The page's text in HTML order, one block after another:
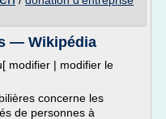
— Wikipédia
modifier | modifier le
concerne les
de personnes à